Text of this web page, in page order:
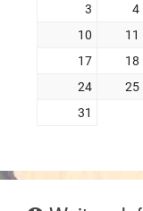
3
4
10
11
17
18
24
25
31